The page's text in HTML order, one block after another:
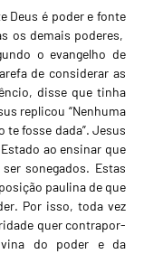
Deus é poder e fonte
os demais poderes,
o evangelho de
de considerar as
disse que tinha
replicou “Nenhuma
fosse dada”. Jesus
ao ensinar que
sonegados. Estas
paulina de que
Por isso, toda vez
quer contrapor-
do poder e da